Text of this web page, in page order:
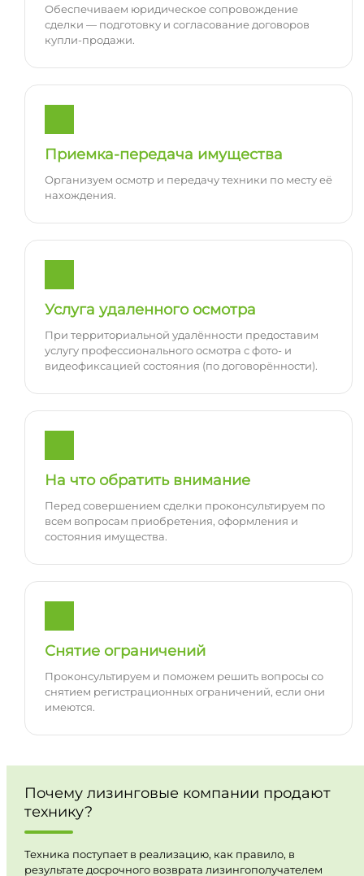
Обеспечиваем юридическое сопровождение
сделки — подготовку и согласование договоров
купли-продажи.
Приемка-передача имущества
Организуем осмотр и передачу техники по месту её
нахождения.
Услуга удаленного осмотра
При территориальной удалённости предоставим
услугу профессионального осмотра с фото- и
видеофиксацией состояния (по договорённости).
На что обратить внимание
Перед совершением сделки проконсультируем по
всем вопросам приобретения, оформления и
состояния имущества.
Снятие ограничений
Проконсультируем и поможем решить вопросы со
снятием регистрационных ограничений, если они
имеются.
Почему лизинговые компании продают
технику?
Техника поступает в реализацию, как правило, в
результате досрочного возврата лизингополучателем